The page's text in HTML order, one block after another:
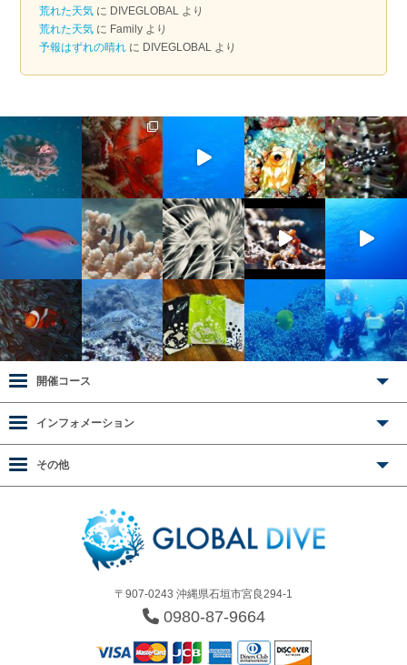
荒れた天気 に DIVEGLOBAL より
荒れた天気 に Family より
予報はずれの晴れ に DIVEGLOBAL より
〒907-0243 沖縄県石垣市宮良294-1
0980-87-9664
開催コース
インフォメーション
その他